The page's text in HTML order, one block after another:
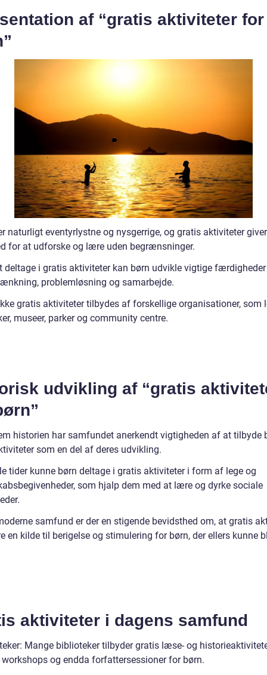
af “gratis aktiviteter for
naturligt eventyrlystne og nysgerrige, og gratis aktiviteter
for at udforske og lære uden begrænsninger.
deltage i gratis aktiviteter kan børn udvikle vigtige
problemløsning og samarbejde.
gratis aktiviteter tilbydes af forskellige organisationer, som
museer, parker og community centre.
udvikling af “gratis
historien har samfundet anerkendt vigtigheden af at tilbyde
som en del af deres udvikling.
tider kunne børn deltage i gratis aktiviteter i form af lege og
som hjalp dem med at lære og dyrke sociale
samfund er der en stigende bevidsthed om, at gratis
en kilde til berigelse og stimulering for børn, der ellers kunne
aktiviteter i dagens samfund
Mange biblioteker tilbyder gratis læse- og
og endda forfattersessioner for børn.